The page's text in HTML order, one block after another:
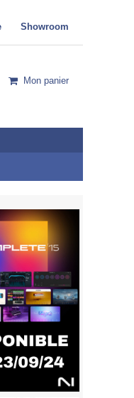
Showroom
Mon panier